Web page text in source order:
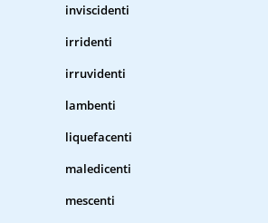
inviscidenti
irridenti
irruvidenti
lambenti
liquefacenti
maledicenti
mescenti